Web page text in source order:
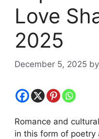
Love
2025
December 5, 2025 by
Romance and
in this form of poetry